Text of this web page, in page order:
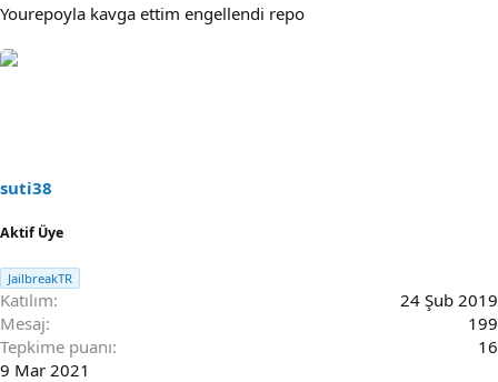
Yourepoyla kavga ettim engellendi repo
suti38
Aktif Üye
JailbreakTR
Katılım
24 Şub 2019
Mesaj
199
Tepkime puanı
16
9 Mar 2021